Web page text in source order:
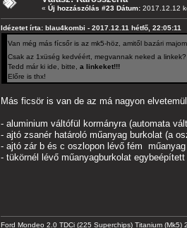
« Új hozzászólás #23 Dátum: 2017.12.12
Idézetet írta: blau4kombi - 2017.12.11 hétfő, 22:05:11
Van még más fícsőr is az mk5-höz, amitől bazári
Csak az 1xüség kedvéért, megvannak neked a
Tedd már ki ide, bitte, a linkeket!!!
Előre is thx!
Más ficsör is van de az má nagyon
- aluminium váltófül kormányra (automata
- ajtó zsanér határoló műanyag burkolat (a
- ajtó zár b és c oszlopon lévő fém
- tükörnél lévő műanyagburkolat
Ford Mondeo 2.0 TDCi (225 Superchips) Titanium (Mk5)